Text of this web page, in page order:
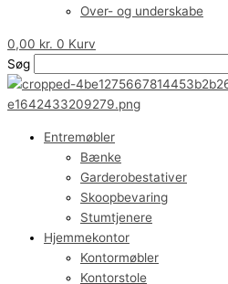
Over- og underskabe
0,00 kr. 0 Kurv
Søg
Entremøbler
Bænke
Garderobestativer
Skoopbevaring
Stumtjenere
Hjemmekontor
Kontormøbler
Kontorstole